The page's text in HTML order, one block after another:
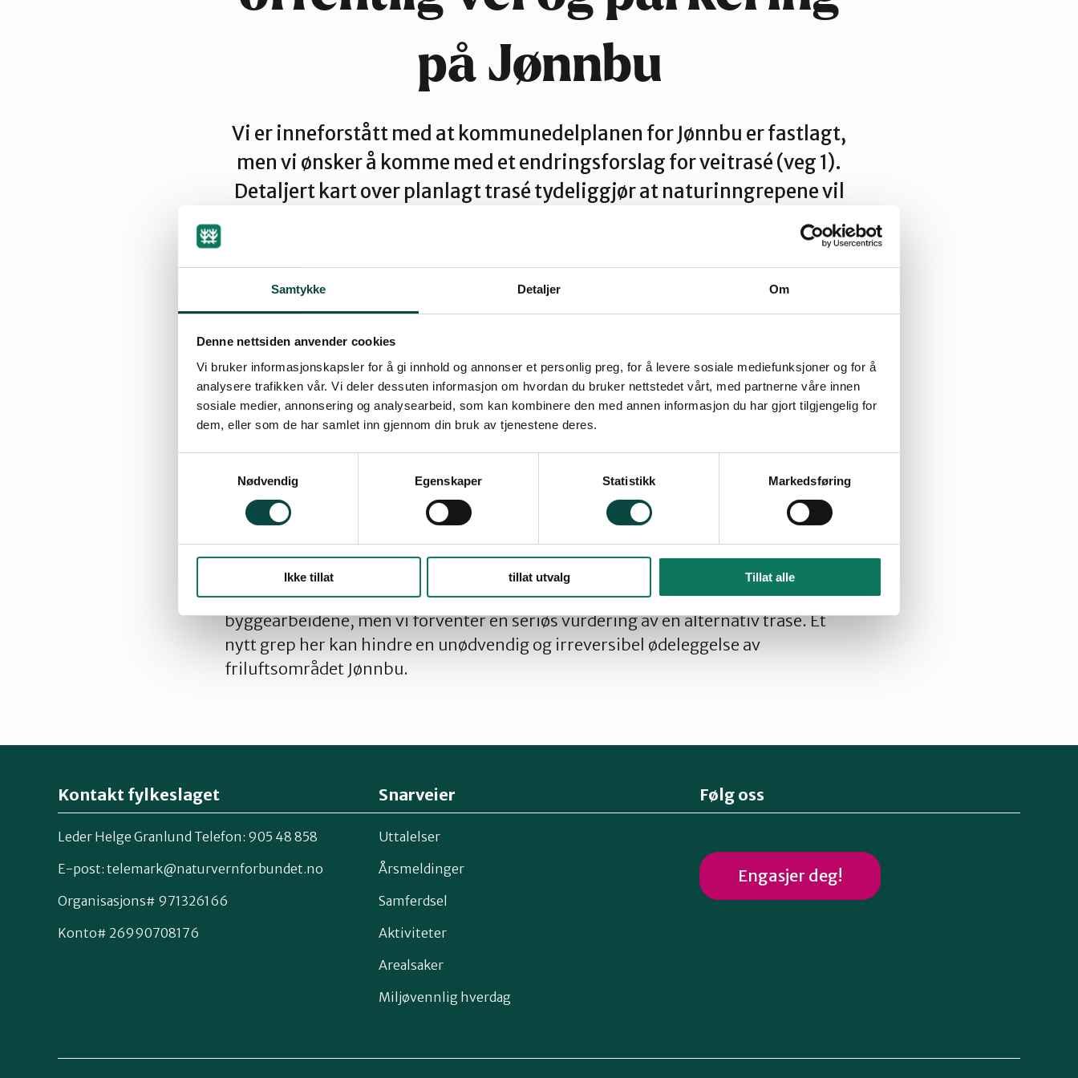
Samtykke Detaljer Om
Denne nettsiden anvender cookies
Vi bruker informasjonskapsler for å gi innhold og annonser et personlig preg, for å levere sosiale mediefunksjoner og for å
analysere trafikken vår. Vi deler dessuten informasjon om hvordan du bruker nettstedet vårt, med partnerne våre innen
sosiale medier, annonsering og analysearbeid, som kan kombinere den med annen informasjon du har gjort tilgjengelig for
dem, eller som de har samlet inn gjennom din bruk av tjenestene deres.
Nødvendig
Egenskaper Statistikk Markedsføring
Ikke tillat tillat utvalg Tillat alle
på Jønnbu
Vi er inneforstått med at kommunedelplanen for Jønnbu er fastlagt,
men vi ønsker å komme med et endringsforslag for veitrasé (veg 1).
Detaljert kart over planlagt trasé tydeliggjør at naturinngrepene vil
bli svært store og irreversible. «Stedegne toppmasser» og
15.03.2007 09:29 | Sist oppdatert: 07.10.2022 13:49
Vi mener at veien bør gå nord for tjernet. Dette fordi inngrepet da vil bli i allerede
utbygd område og fordi traséen vil bli betydelig kortere. Det er fullt mulig å legge
skiløype/gangareal i et plan over bilvei.
Naturvernforbundet er opptatt av at det ikke tas forhastede beslutninger om
utbyggingen av Jønnbu. Vi forstår at kommunen er under press for å få startet
byggearbeidene, men vi forventer en seriøs vurdering av en alternativ trasé. Et
nytt grep her kan hindre en unødvendig og irreversibel ødeleggelse av
friluftsområdet Jønnbu.
Kontakt fylkeslaget
Leder Helge Granlund Telefon: 905 48 858
E-post: telemark@naturvernforbundet.no
Organisasjons# 971326166
Konto# 26990708176
Snarveier
Uttalelser
Årsmeldinger
Samferdsel
Aktiviteter
Arealsaker
Miljøvennlig hverdag
Følg oss
Engasjer deg!